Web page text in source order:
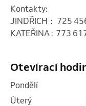
JINDŘICH  :   725
KATEŘINA :  773
Otevírací
pondělí
úterý